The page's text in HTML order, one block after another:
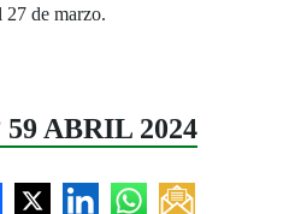
27 de marzo.
59 ABRIL 2024